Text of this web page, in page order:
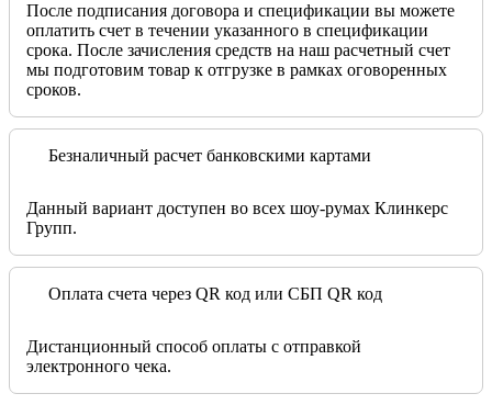
После подписания договора и спецификации вы можете
оплатить счет в течении указанного в спецификации
срока. После зачисления средств на наш расчетный счет
мы подготовим товар к отгрузке в рамках оговоренных
сроков.
Безналичный расчет банковскими картами
Данный вариант доступен во всех шоу-румах Клинкерс
Групп.
Оплата счета через QR код или СБП QR код
Дистанционный способ оплаты с отправкой
электронного чека.